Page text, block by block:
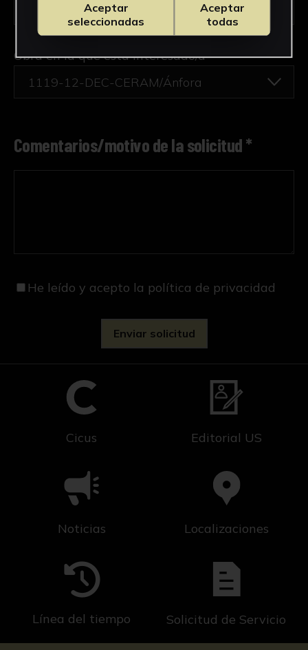
Obra en la que está interesado/a*
1119-12-DEC-CERAM/Ánfora
Comentarios/motivo de la solicitud *
He leído y acepto la política de privacidad
Cicus Editorial US
Noticias Localizaciones
Línea del tiempo Solicitud de Servicio
Aceptar
seleccionadas
Aceptar
todas